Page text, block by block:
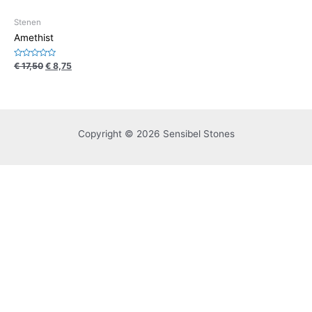
Stenen
Amethist
Waardering
€17,50 € 8,75
Copyright © 2026 Sensibel Stones